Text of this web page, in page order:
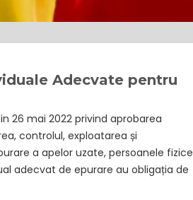
Adecvate pentru
26 mai 2022 privind aprobarea
controlul, exploatarea și
a apelor uzate, persoanele fizice
adecvat de epurare au obligația de